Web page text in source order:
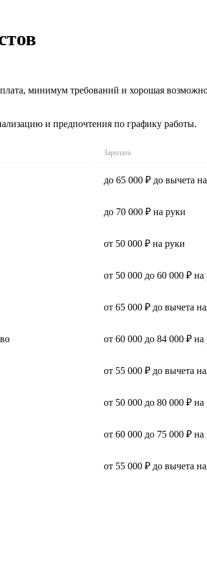
минимум требований и хорошая
и предпочтения по графику работы.
Зарплата
до 65 000 ₽ до вычета
до 70 000 ₽ на руки
от 50 000 ₽ на руки
от 50 000 до 60 000 ₽ на
от 65 000 ₽ до вычета
от 60 000 до 84 000 ₽ на
от 55 000 ₽ до вычета
от 50 000 до 80 000 ₽ на
от 60 000 до 75 000 ₽ на
от 55 000 ₽ до вычета